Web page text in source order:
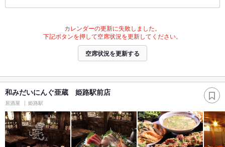
カレンダーの更新に失敗しました。
下記ボタンを押して空席状況を更新してください。
空席状況を更新する
和みだいにんぐ亜蔵 姫路駅前店
居酒屋 姫路駅